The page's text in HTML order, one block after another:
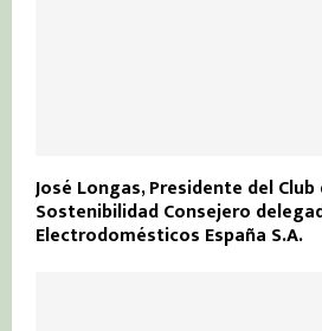
José Longas, Presidente del
Sostenibilidad Consejero
Electrodomésticos España S.A.